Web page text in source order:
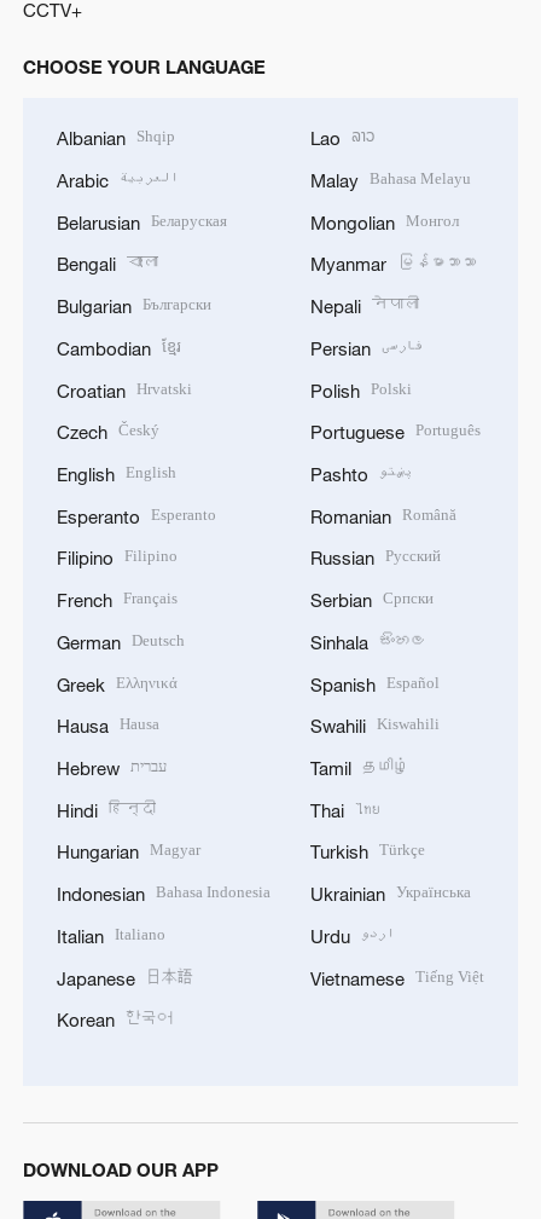
CCTV+
CHOOSE YOUR LANGUAGE
Albanian Shqip
Arabic العربية
Belarusian Беларуская
Bengali বাংলা
Bulgarian Български
Cambodian ខ្មែរ
Croatian Hrvatski
Czech Český
English English
Esperanto Esperanto
Filipino Filipino
French Français
German Deutsch
Greek Ελληνικά
Hausa Hausa
Hebrew עברית
Hindi हिन्दी
Hungarian Magyar
Indonesian Bahasa Indonesia
Italian Italiano
Japanese 日本語
Korean 한국어
Lao ລາວ
Malay Bahasa Melayu
Mongolian Монгол
Myanmar မြန်မာဘာသာ
Nepali नेपाली
Persian فارسی
Polish Polski
Portuguese Português
Pashto پښتو
Romanian Română
Russian Русский
Serbian Српски
Sinhala සිංහල
Spanish Español
Swahili Kiswahili
Tamil தமிழ்
Thai ไทย
Turkish Türkçe
Ukrainian Українська
Urdu اردو
Vietnamese Tiếng Việt
DOWNLOAD OUR APP